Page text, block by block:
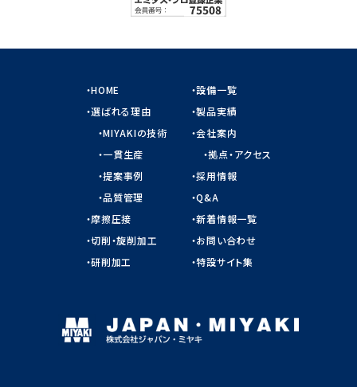
HOME
選ばれる理由
MIYAKIの技術
一貫生産
提案事例
品質管理
摩擦圧接
切削・旋削加工
研削加工
設備一覧
製品実績
会社案内
拠点・アクセス
採用情報
Q&A
新着情報一覧
お問い合わせ
特設サイト集